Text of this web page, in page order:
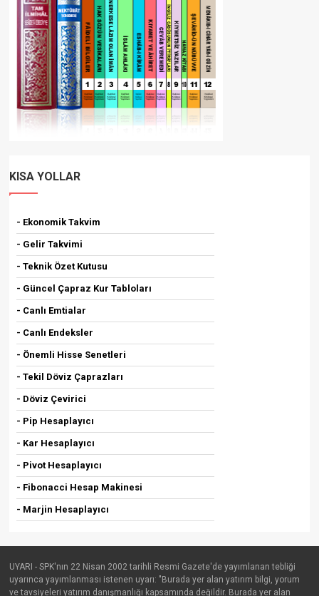
KISA YOLLAR
- Ekonomik Takvim
- Gelir Takvimi
- Teknik Özet Kutusu
- Güncel Çapraz Kur Tabloları
- Canlı Emtialar
- Canlı Endeksler
- Önemli Hisse Senetleri
- Tekil Döviz Çaprazları
- Döviz Çevirici
- Pip Hesaplayıcı
- Kar Hesaplayıcı
- Pivot Hesaplayıcı
- Fibonacci Hesap Makinesi
- Marjin Hesaplayıcı
UYARI - SPK'nın 22 Nisan 2002 tarihli Resmi Gazete'de yayımlanan tebliği
uyarınca yayımlanması istenen uyarı: "Burada yer alan yatırım bilgi, yorum
ve tavsiyeleri yatırım danışmanlığı kapsamında değildir. Burada yer alan